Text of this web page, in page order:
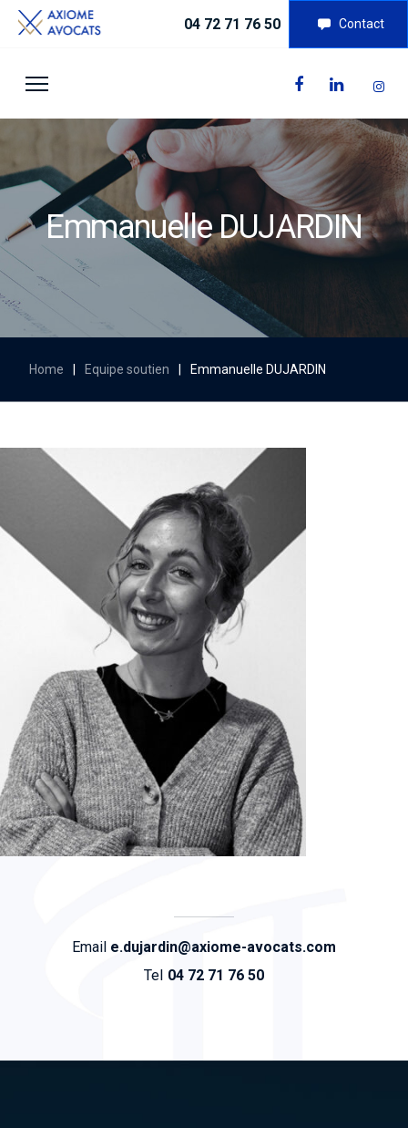
04 72 71 76 50 Contact
Emmanuelle DUJARDIN
Home Equipe soutien Emmanuelle DUJARDIN
Email e.dujardin@axiome-avocats.com
Tel 04 72 71 76 50